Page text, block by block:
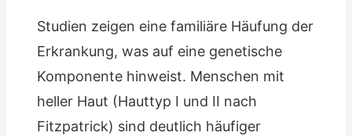
Studien zeigen eine familiäre Häufung der
Erkrankung, was auf eine genetische
Komponente hinweist. Menschen mit
heller Haut (Hauttyp I und II nach
Fitzpatrick) sind deutlich häufiger